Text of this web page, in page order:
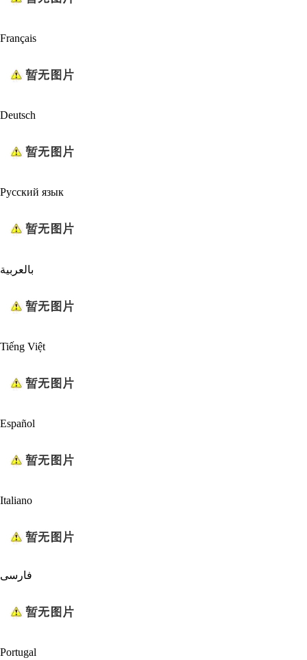
Français
Deutsch
Русский язык
بالعربية
Tiếng Việt
Español
Italiano
فارسی
Portugal